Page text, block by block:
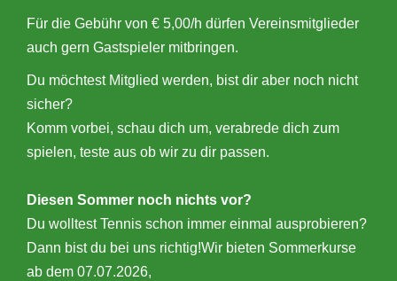
Für die Gebühr von € 5,00/h dürfen Vereinsmitglieder
auch gern Gastspieler mitbringen.
Du möchtest Mitglied werden, bist dir aber noch nicht
sicher?
Komm vorbei, schau dich um, verabrede dich zum
spielen, teste aus ob wir zu dir passen.
Diesen Sommer noch nichts vor?
Du wolltest Tennis schon immer einmal ausprobieren?
Dann bist du bei uns richtig!Wir bieten Sommerkurse
ab dem 07.07.2026,